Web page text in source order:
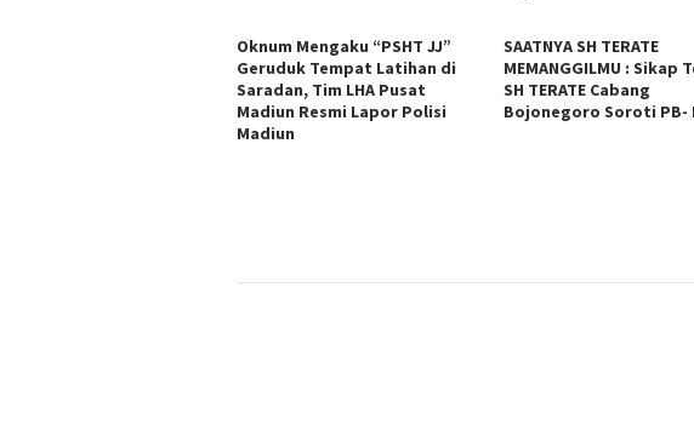
Oknum Mengaku “PSHT JJ”
Geruduk Tempat Latihan di
Saradan, Tim LHA Pusat
Madiun Resmi Lapor Polisi
Madiun
SAATNYA SH TERATE
MEMANGGILMU : Sikap
SH TERATE Cabang
Bojonegoro Soroti PB-